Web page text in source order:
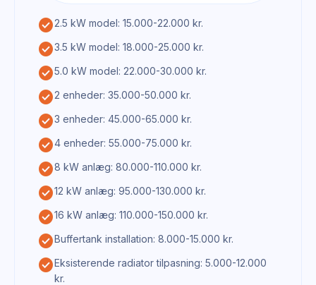
check_circle2.5 kW model: 15.000-22.000 kr.
check_circle3.5 kW model: 18.000-25.000 kr.
check_circle5.0 kW model: 22.000-30.000 kr.
check_circle2 enheder: 35.000-50.000 kr.
check_circle3 enheder: 45.000-65.000 kr.
check_circle4 enheder: 55.000-75.000 kr.
check_circle8 kW anlæg: 80.000-110.000 kr.
check_circle12 kW anlæg: 95.000-130.000 kr.
check_circle16 kW anlæg: 110.000-150.000 kr.
check_circleBuffertank installation: 8.000-15.000 kr.
check_circleEksisterende radiator tilpasning: 5.000-12.000
kr.